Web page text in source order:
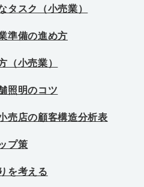
タスク（小売業）
準備の進め方
（小売業）
照明のコツ
売店の顧客構造分析表
プ策
を考える